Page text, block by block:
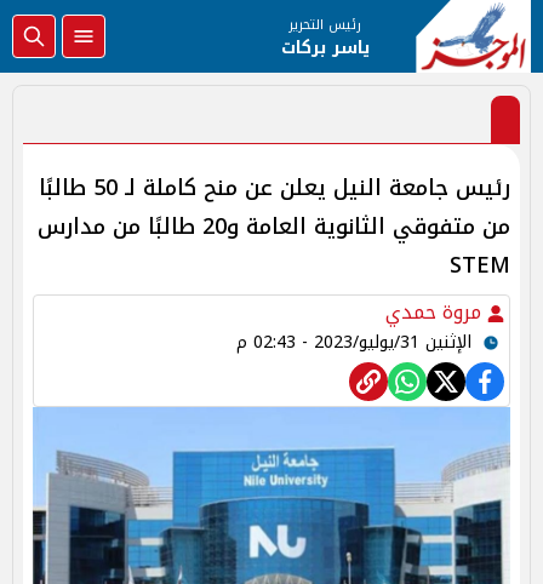
رئيس التحرير
ياسر بركات
رئيس جامعة النيل يعلن عن منح كاملة لـ 50 طالبًا
من متفوقي الثانوية العامة و20 طالبًا من مدارس
STEM
مروة حمدي
الإثنين 31/يوليو/2023 - 02:43 م